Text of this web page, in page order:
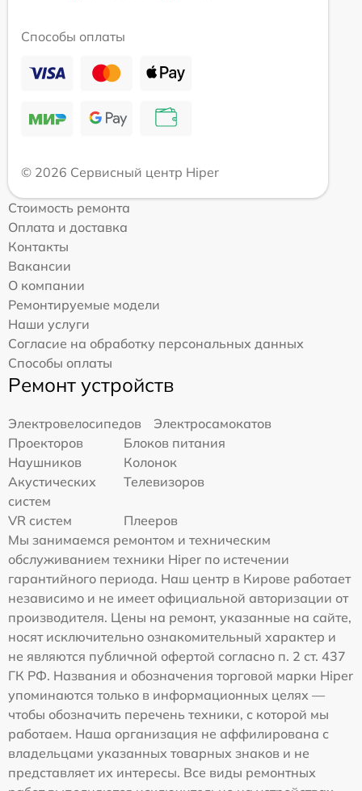
Способы оплаты
© 2026 Сервисный центр Hiper
Стоимость ремонта
Оплата и доставка
Контакты
Вакансии
О компании
Ремонтируемые модели
Наши услуги
Согласие на обработку персональных данных
Способы оплаты
Ремонт устройств
Электровелосипедов
Электросамокатов
Проекторов
Блоков питания
Наушников
Колонок
Акустических
систем
Телевизоров
VR систем
Плееров
Мы занимаемся ремонтом и техническим
обслуживанием техники Hiper по истечении
гарантийного периода. Наш центр в Кирове работает
независимо и не имеет официальной авторизации от
производителя. Цены на ремонт, указанные на сайте,
носят исключительно ознакомительный характер и
не являются публичной офертой согласно п. 2 ст. 437
ГК РФ. Названия и обозначения торговой марки Hiper
упоминаются только в информационных целях —
чтобы обозначить перечень техники, с которой мы
работаем. Наша организация не аффилирована с
владельцами указанных товарных знаков и не
представляет их интересы. Все виды ремонтных